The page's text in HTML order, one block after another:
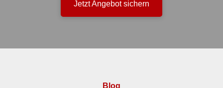
Jetzt Angebot sichern
Blog